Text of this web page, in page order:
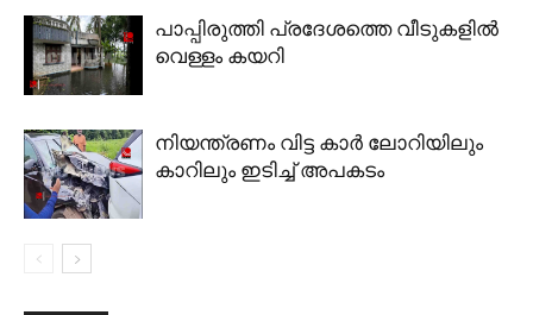
പാപ്പിരുത്തി പ്രദേശത്തെ വീടുകളില്‍
വെള്ളം കയറി
നിയന്ത്രണം വിട്ട കാര്‍ ലോറിയിലും
കാറിലും ഇടിച്ച് അപകടം